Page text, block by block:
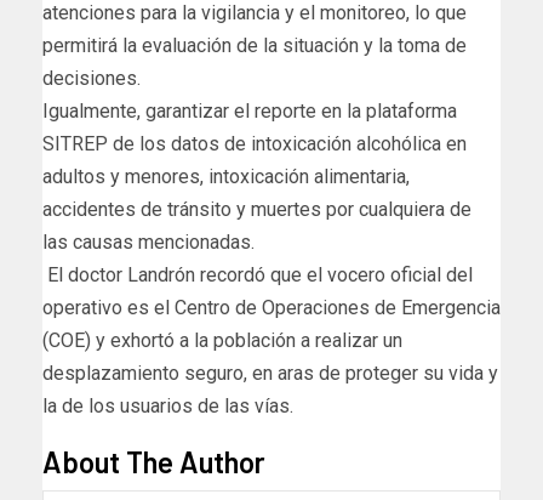
atenciones para la vigilancia y el monitoreo, lo que
permitirá la evaluación de la situación y la toma de
decisiones.
Igualmente, garantizar el reporte en la plataforma
SITREP de los datos de intoxicación alcohólica en
adultos y menores, intoxicación alimentaria,
accidentes de tránsito y muertes por cualquiera de
las causas mencionadas.
El doctor Landrón recordó que el vocero oficial del
operativo es el Centro de Operaciones de Emergencia
(COE) y exhortó a la población a realizar un
desplazamiento seguro, en aras de proteger su vida y
la de los usuarios de las vías.
About The Author